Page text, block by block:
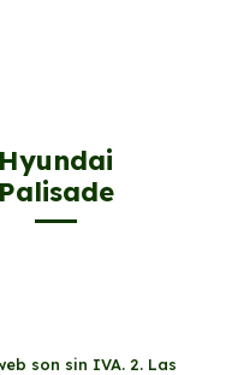
Hyundai
Palisade
son sin IVA. 2. Las